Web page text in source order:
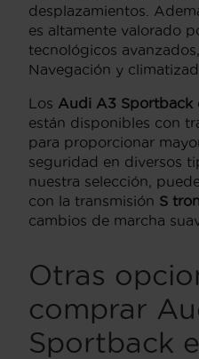
desplazamientos.
es altamente valorado
tecnológicos
Navegación y
Los Audi A3 Sportback
están disponibles con
para proporcionar
seguridad en diversos
nuestra selección,
con la transmisión S
cambios de marcha
Otras
comprar
Sportback